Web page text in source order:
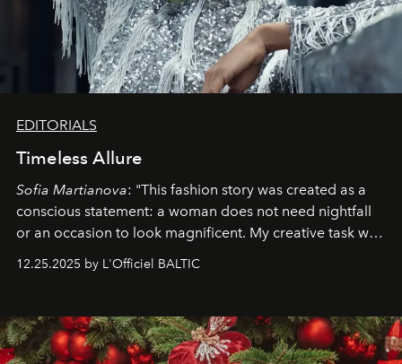
EDITORIALS
Timeless Allure
Sofia Martianova: "This fashion story was created as a
conscious statement: a woman does not need nightfall
or an occasion to look magnificent. My creative task was
to capture Timeless Allure
that lives freely, confidently, and without permission. I
elegance is not hidden by darkness but revealed
through clarity, movement, and presence."
12.25.2025 by L'Officiel BALTIC